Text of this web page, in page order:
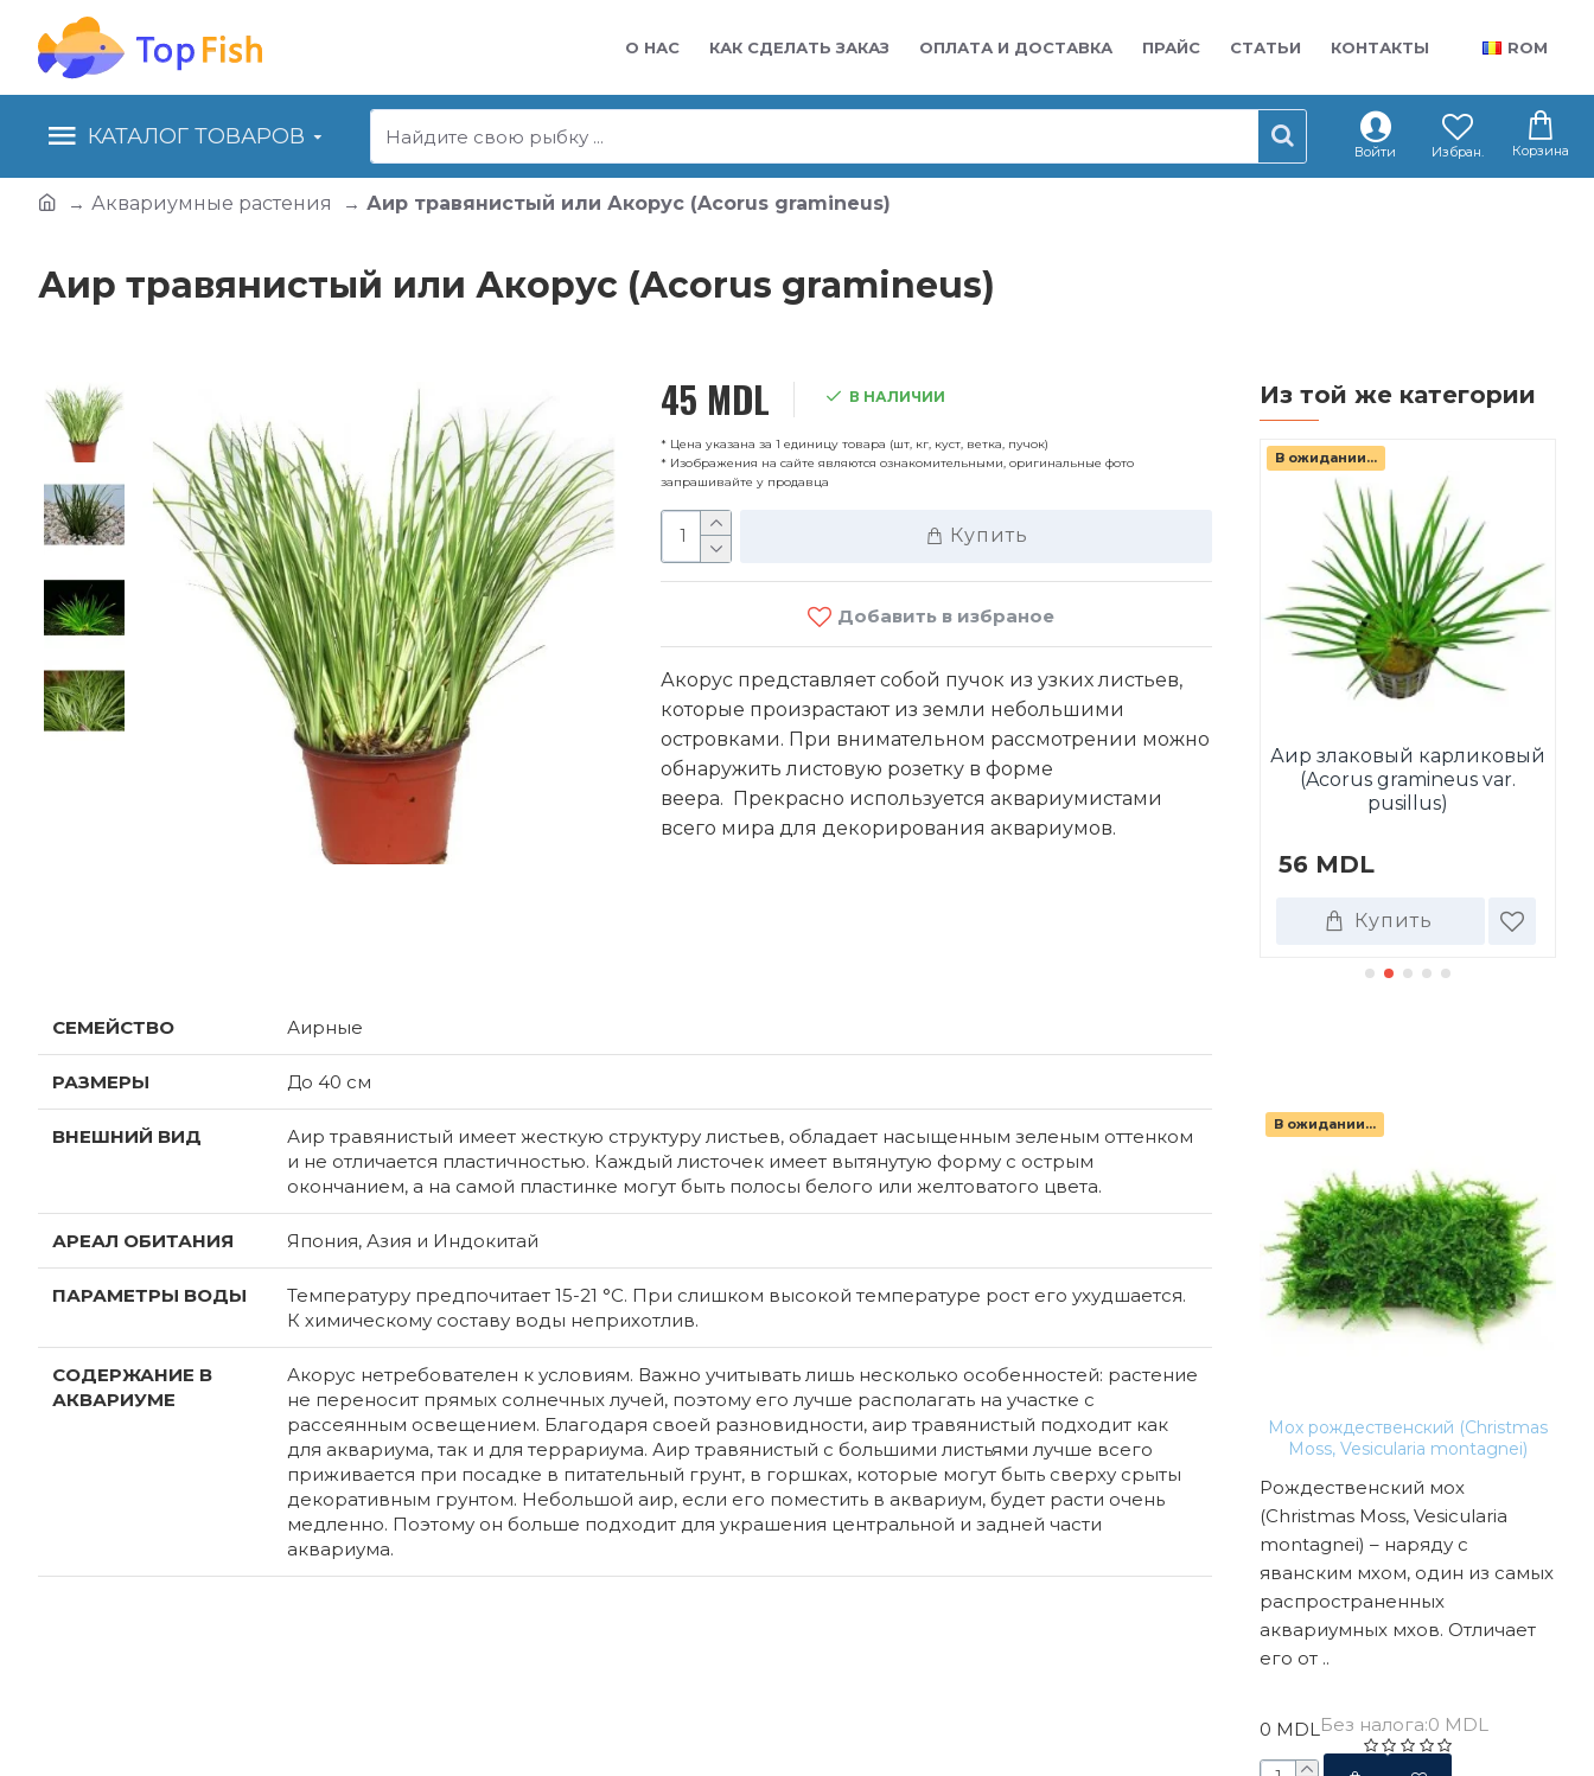
О НАС КАК СДЕЛАТЬ ЗАКАЗ ОПЛАТА И ДОСТАВКА ПРАЙС СТАТЬИ КОНТАКТЫ ROM
КАТАЛОГ ТОВАРОВ
Войти Избран. Корзина
Аквариумные растения Аир травянистый или Акорус (Acorus gramineus)
Аир травянистый или Акорус (Acorus gramineus)
45 MDL В НАЛИЧИИ
* Цена указана за 1 единицу товара (шт, кг, куст, ветка, пучок)
* Изображения на сайте являются ознакомительными, оригинальные фото
запрашивайте у продавца
Купить
Добавить в избраное
Акорус представляет собой пучок из узких листьев,
которые произрастают из земли небольшими
островками. При внимательном рассмотрении можно
обнаружить листовую розетку в форме
веера. Прекрасно используется аквариумистами
всего мира для декорирования аквариумов.
СЕМЕЙСТВО Аирные
РАЗМЕРЫ До 40 см
ВНЕШНИЙ ВИД
Аир травянистый имеет жесткую структуру листьев, обладает насыщенным зеленым оттенком
и не отличается пластичностью. Каждый листочек имеет вытянутую форму с острым
окончанием, а на самой пластинке могут быть полосы белого или желтоватого цвета.
АРЕАЛ ОБИТАНИЯ Япония, Азия и Индокитай
ПАРАМЕТРЫ ВОДЫ
Температуру предпочитает 15-21 °С. При слишком высокой температуре рост его ухудшается.
К химическому составу воды неприхотлив.
СОДЕРЖАНИЕ В
АКВАРИУМЕ
Акорус нетребователен к условиям. Важно учитывать лишь несколько особенностей: растение
не переносит прямых солнечных лучей, поэтому его лучше располагать на участке с
рассеянным освещением. Благодаря своей разновидности, аир травянистый подходит как
для аквариума, так и для террариума. Аир травянистый с большими листьями лучше всего
приживается при посадке в питательный грунт, в горшках, которые могут быть сверху срыты
декоративным грунтом. Небольшой аир, если его поместить в аквариум, будет расти очень
медленно. Поэтому он больше подходит для украшения центральной и задней части
аквариума.
Из той же категории
Rotala wallichii
В ожидании...
Аир злаковый карликовый
(Acorus gramineus var.
pusillus)
56 MDL
Купить
Криптокорина парва
(Cryptocoryne parva)
Криптокорина парва
(Cryptocoryne parva) – это
криптокорин, одна из
В ожидании...
Мох рождественский (Christmas
Moss, Vesicularia montagnei)
Рождественский мох
(Christmas Moss, Vesicularia
montagnei) – наряду с
яванским мхом, один из самых
распространенных
аквариумных мхов. Отличает
его от ..
0 MDL Без налога:0 MDL